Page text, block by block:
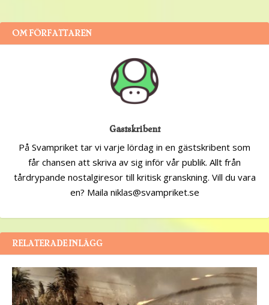
OM FÖRFATTAREN
Gästskribent
På Svampriket tar vi varje lördag in en gästskribent som
får chansen att skriva av sig inför vår publik. Allt från
tårdrypande nostalgiresor till kritisk granskning. Vill du vara
en? Maila niklas@svampriket.se
RELATERADE INLÄGG